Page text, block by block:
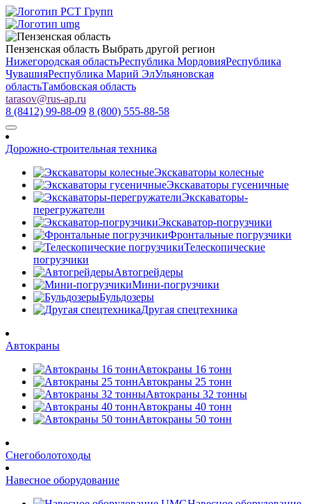
Пензенская область Выбрать другой регион
Нижегородская областьРеспублика МордовияРеспублика
ЧувашияРеспублика Марий ЭлУльяновская
областьТамбовская область
tarasov@rus-ap.ru
8 (8412) 99-88-09 8 (800) 555-88-58
Дорожно-строительная техника
Экскаваторы колесные
Экскаваторы гусеничные
Экскаваторы-
перегружатели
Экскаватор-погрузчики
Фронтальные погрузчики
Телескопические
погрузчики
Автогрейдеры
Мини-погрузчики
Бульдозеры
Другая спецтехника
Автокраны
Автокраны 16 тонн
Автокраны 25 тонн
Автокраны 32 тонны
Автокраны 40 тонн
Автокраны 50 тонн
Снегоболотоходы
Навесное оборудование